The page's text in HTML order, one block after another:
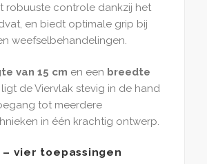
robuuste controle dankzij het
en biedt optimale grip bij
weefselbehandelingen.
van 15 cm en een breedte
ligt de Viervlak stevig in de hand
tot meerdere
in één krachtig ontwerp.
vier toepassingen